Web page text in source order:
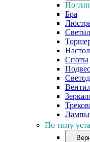
По
Бра
Споты
Лампы
По типу